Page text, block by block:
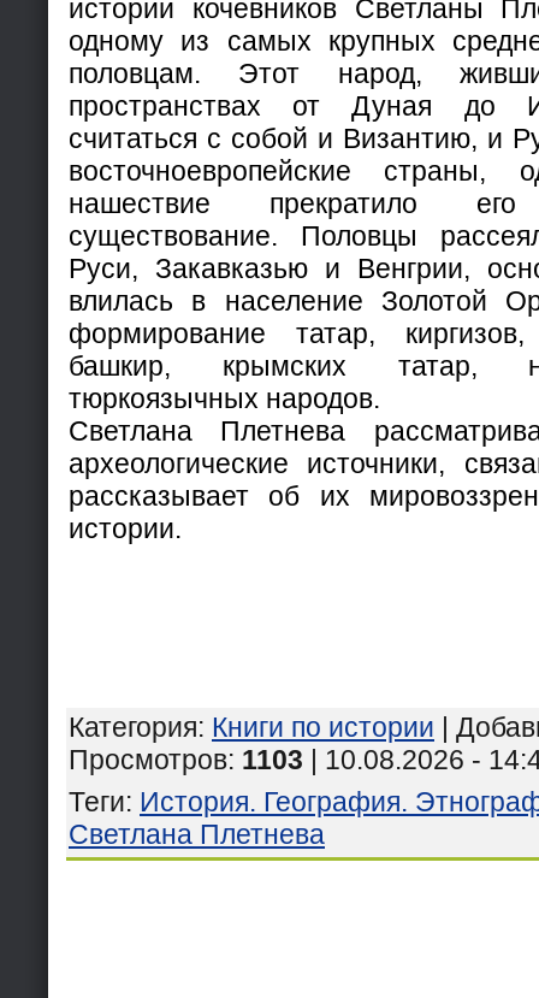
истории кочевников Светланы
одному из самых крупных
половцам. Этот народ,
пространствах от Дуная до
считаться с собой и Византию, и
восточноевропейские страны,
нашествие прекратило его
существование. Половцы
Руси, Закавказью и Венгрии,
влилась в население Золотой
формирование татар,
башкир, крымских татар,
тюркоязычных народов.
Светлана Плетнева
археологические источники,
рассказывает об их
истории.
Категория: Книги по истории |
Просмотров: 1103 | 10.08.2026 -
Теги: История. География.
Светлана Плетнева